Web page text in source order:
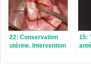
22: Conservation
utérine. Intervention
15: